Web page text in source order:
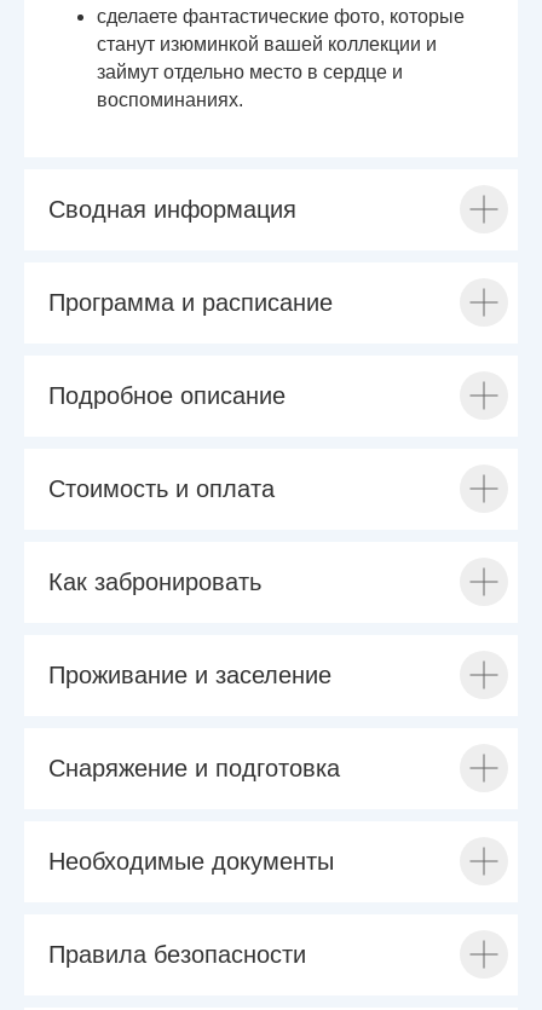
сделаете фантастические фото, которые
станут изюминкой вашей коллекции и
займут отдельно место в сердце и
воспоминаниях.
Сводная информация
Программа и расписание
Подробное описание
Стоимость и оплата
Как забронировать
Проживание и заселение
Снаряжение и подготовка
Необходимые документы
Правила безопасности